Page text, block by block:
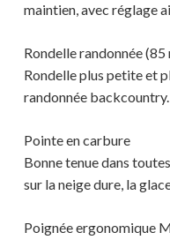
maintien, avec réglage
Rondelle randonnée (85
Rondelle plus petite et
randonnée backcountry.
Pointe en carbure
Bonne tenue dans
sur la neige dure, la
Poignée ergonomique